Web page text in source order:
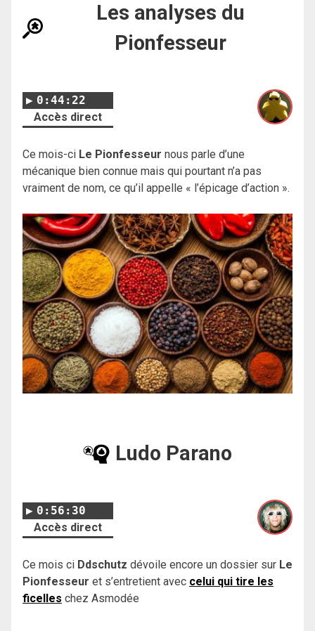
Les analyses du
Pionfesseur
0:44:22
Accès direct
Ce mois-ci Le Pionfesseur nous parle d’une
mécanique bien connue mais qui pourtant n’a pas
vraiment de nom, ce qu’il appelle « l’épicage d’action ».
Ludo Parano
0:56:30
Accès direct
Ce mois ci Ddschutz dévoile encore un dossier sur Le
Pionfesseur et s’entretient avec celui qui tire les
ficelles chez Asmodée